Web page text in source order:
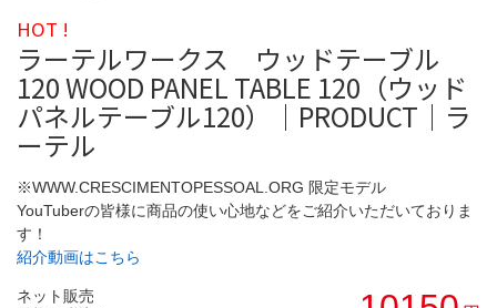
HOT !
ラーテルワークス ウッドテーブル
120 WOOD PANEL TABLE 120（ウッド
パネルテーブル120）｜PRODUCT｜ラ
ーテル
※WWW.CRESCIMENTOPESSOAL.ORG 限定モデル
YouTuberの皆様に商品の使い心地などをご紹介いただいておりま
す！
紹介動画はこちら
ネット販売